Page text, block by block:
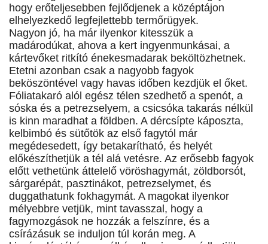
hogy erőteljesebben fejlődjenek a középtájon
elhelyezkedő legfejlettebb termőrügyek.
Nagyon jó, ha már ilyenkor kitesszük a
madárodúkat, ahova a kert ingyenmunkásai, a
kártevőket ritkító énekesmadarak beköltözhetnek.
Etetni azonban csak a nagyobb fagyok
beköszöntével vagy havas időben kezdjük el őket.
Fóliatakaró alól egész télen szedhető a spenót, a
sóska és a petrezselyem, a csicsóka takarás nélkül
is kinn maradhat a földben. A dércsípte káposzta,
kelbimbó és sütőtök az első fagytól már
megédesedett, így betakarítható, és helyét
előkészíthetjük a tél alá vetésre. Az erősebb fagyok
előtt vethetünk áttelelő vöröshagymát, zöldborsót,
sárgarépát, pasztinákot, petrezselymet, és
duggathatunk fokhagymát. A magokat ilyenkor
mélyebbre vetjük, mint tavasszal, hogy a
fagymozgások ne hozzák a felszínre, és a
csírázásuk se induljon túl korán meg. A